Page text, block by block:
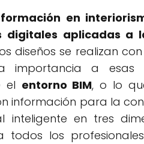
formación en
digitales aplicadas a
diseños se realizan
importancia a esas
el entorno BIM, o lo
información para la
inteligente en tres
todos los